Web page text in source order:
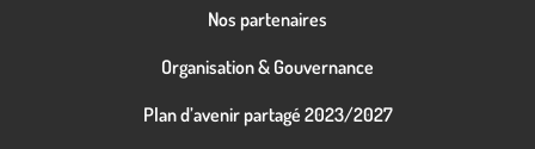
Nos partenaires
Organisation & Gouvernance
Plan d’avenir partagé 2023/2027